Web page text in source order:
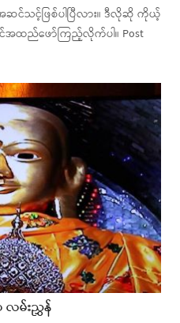
သင့်ဖြစ်ပါပြီလား။ ဒီလိုဆို ကိုယ့်
အထည်ဖော်ကြည့်လိုက်ပါ။ Post
လမ်းညွှန်